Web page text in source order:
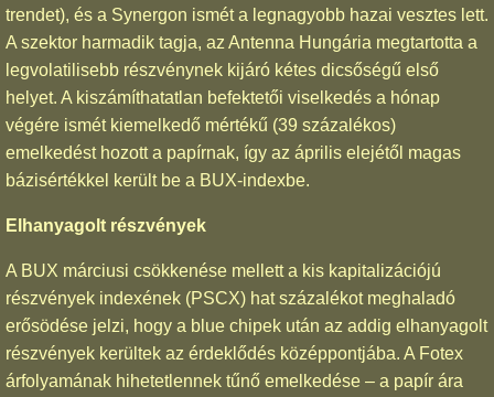
trendet), és a Synergon ismét a legnagyobb hazai vesztes lett.
A szektor harmadik tagja, az Antenna Hungária megtartotta a
legvolatilisebb részvénynek kijáró kétes dicsőségű első
helyet. A kiszámíthatatlan befektetői viselkedés a hónap
végére ismét kiemelkedő mértékű (39 százalékos)
emelkedést hozott a papírnak, így az április elejétől magas
bázisértékkel került be a BUX-indexbe.
Elhanyagolt részvények
A BUX márciusi csökkenése mellett a kis kapitalizációjú
részvények indexének (PSCX) hat százalékot meghaladó
erősödése jelzi, hogy a blue chipek után az addig elhanyagolt
részvények kerültek az érdeklődés középpontjába. A Fotex
árfolyamának hihetetlennek tűnő emelkedése – a papír ára